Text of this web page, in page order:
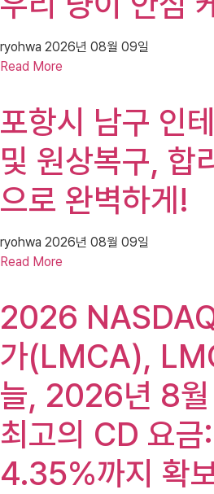
ryohwa 2026년 08월 09일
Read More
포항시 남구 인
및 원상복구, 합
으로 완벽하게!
ryohwa 2026년 08월 09일
Read More
2026
가(LMCA),
늘, 2026년 8월
최고의 CD 요
4.35%까지 확